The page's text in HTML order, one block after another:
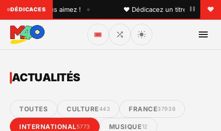
DÉDICACES
vous aimez ! • ♥ Dédicacez un titre à vos proches sur
🎟️
ACTUALITÉS
TOUTES CULTURE443 FRANCE37938
INTERNATIONAL5773 MUSIQUE12